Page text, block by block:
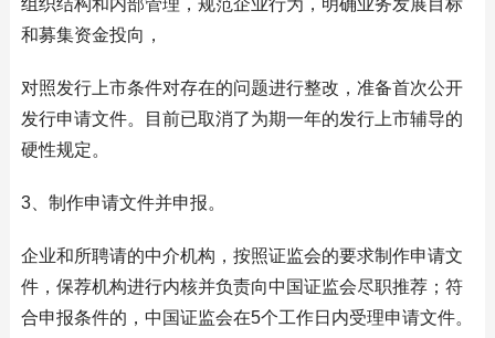
组织结构和内部管理，规范企业行为，明确业务发展目标
和募集资金投向，
对照发行上市条件对存在的问题进行整改，准备首次公开
发行申请文件。目前已取消了为期一年的发行上市辅导的
硬性规定。
3、制作申请文件并申报。
企业和所聘请的中介机构，按照证监会的要求制作申请文
件，保荐机构进行内核并负责向中国证监会尽职推荐；符
合申报条件的，中国证监会在5个工作日内受理申请文件。